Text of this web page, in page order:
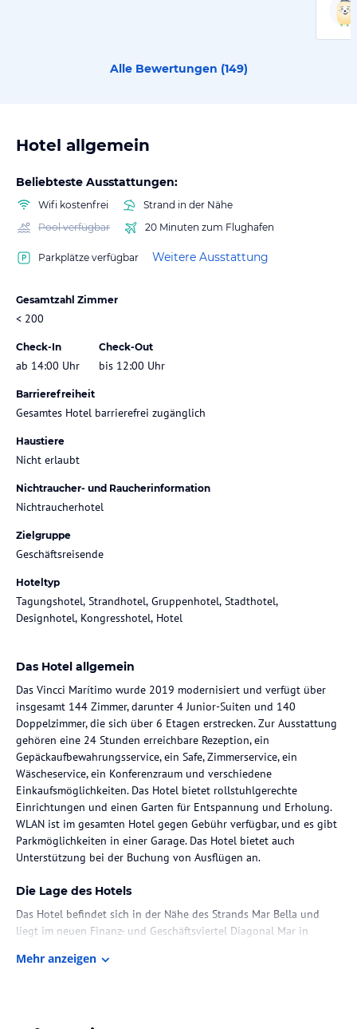
Alle Bewertungen (149)
Hotel allgemein
Beliebteste Ausstattungen:
Wifi kostenfrei
Strand in der Nähe
Pool verfügbar
20 Minuten zum Flughafen
Parkplätze verfügbar Weitere Ausstattung
Gesamtzahl Zimmer
< 200
Check-In
ab 14:00 Uhr
Check-Out
bis 12:00 Uhr
Barrierefreiheit
Gesamtes Hotel barrierefrei zugänglich
Haustiere
Nicht erlaubt
Nichtraucher- und Raucherinformation
Nichtraucherhotel
Zielgruppe
Geschäftsreisende
Hoteltyp
Tagungshotel, Strandhotel, Gruppenhotel, Stadthotel,
Designhotel, Kongresshotel, Hotel
Das Hotel allgemein
Das Vincci Marítimo wurde 2019 modernisiert und verfügt über
insgesamt 144 Zimmer, darunter 4 Junior-Suiten und 140
Doppelzimmer, die sich über 6 Etagen erstrecken. Zur Ausstattung
gehören eine 24 Stunden erreichbare Rezeption, ein
Gepäckaufbewahrungsservice, ein Safe, Zimmerservice, ein
Wäscheservice, ein Konferenzraum und verschiedene
Einkaufsmöglichkeiten. Das Hotel bietet rollstuhlgerechte
Einrichtungen und einen Garten für Entspannung und Erholung.
WLAN ist im gesamten Hotel gegen Gebühr verfügbar, und es gibt
Parkmöglichkeiten in einer Garage. Das Hotel bietet auch
Unterstützung bei der Buchung von Ausflügen an.
Die Lage des Hotels
Das Hotel befindet sich in der Nähe des Strands Mar Bella und
liegt im neuen Finanz- und Geschäftsviertel Diagonal Mar in
unmittelbarer Nähe sind auch öffentliche Verkehrsmittel,
Mehr anzeigen